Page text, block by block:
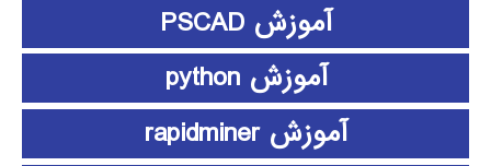
آموزش PSCAD
آموزش python
آموزش rapidminer